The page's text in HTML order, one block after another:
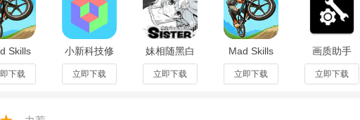
Skills
2(疯狂
车越野
文版)
下载
小新科技修
改器v1.24免
root安卓最
新版本
立即下载
妹相随黑白
世界安卓手
游最新版
v1.0.4
立即下载
Mad Skills
BMX 2(疯狂
小轮车2安卓
版)
立即下载
画质助手
120帧无卡
顿最新版
v2.26.5.0免
立即下载